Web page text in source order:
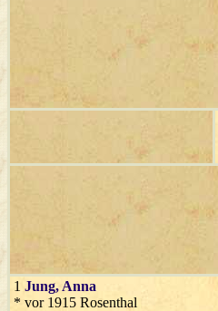
1 Jung, Anna
* vor 1915 Rosenthal